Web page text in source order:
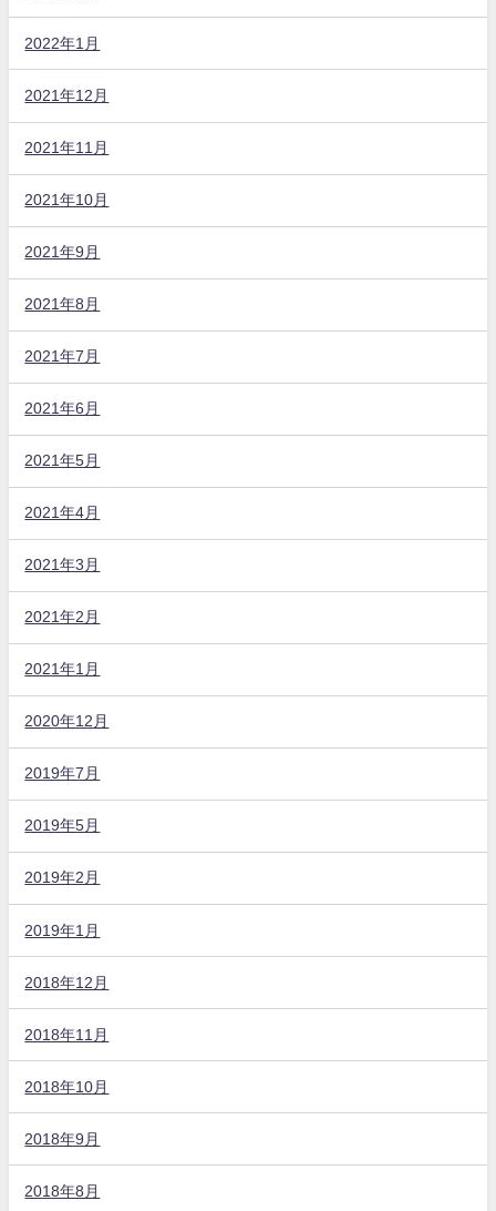
2022年1月
2021年12月
2021年11月
2021年10月
2021年9月
2021年8月
2021年7月
2021年6月
2021年5月
2021年4月
2021年3月
2021年2月
2021年1月
2020年12月
2019年7月
2019年5月
2019年2月
2019年1月
2018年12月
2018年11月
2018年10月
2018年9月
2018年8月